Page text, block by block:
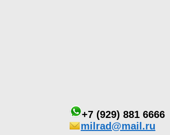
+7 (929) 881 6666
milrad@mail.ru